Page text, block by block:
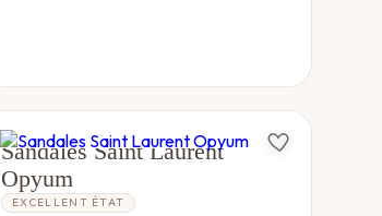
YVES SAINT LAURENT
Sandales Saint Laurent
Opyum
EXCELLENT ÉTAT